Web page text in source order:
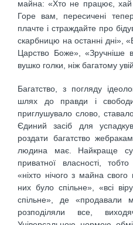
майна: «Хто не працює, хай
Горе вам, пересичені
плачте і страждайте про
скарбницю на останні дні»,
Царство Боже», «Зручніше
вушко голки, ніж багатому
Багатство, з погляду
шлях до правди і
приглушувало слово,
Єдиний засіб для
роздати багатство
людина має. Найкраще
приватної власності,
«ніхто нічого з майна
них було спільне», «всі
спільне», де «продавали
розподіляли все,